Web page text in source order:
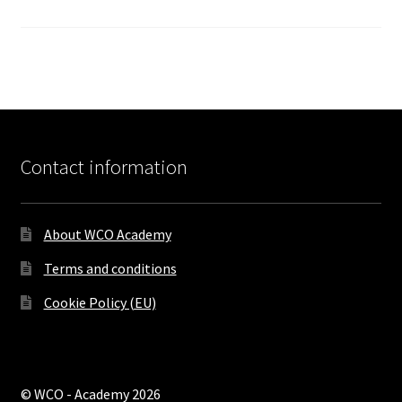
Contact information
About WCO Academy
Terms and conditions
Cookie Policy (EU)
© WCO - Academy 2026